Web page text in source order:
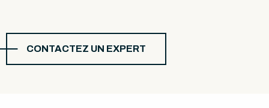
CONTACTEZ UN EXPERT